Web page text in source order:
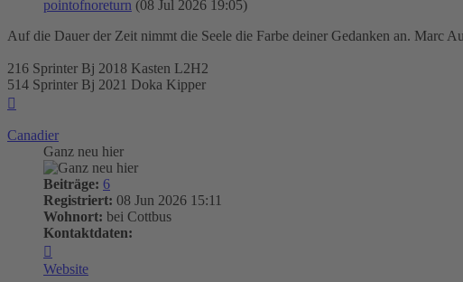
pointofnoreturn (08 Jul 2026 19:05)
Auf die Dauer der Zeit nimmt die Seele die Farbe deiner Gedanken an. Marc
216 Sprinter Bj 2018 Kasten L2H2
514 Sprinter Bj 2021 Doka Kipper
Canadier
Ganz neu hier
Beiträge: 6
Registriert: 08 Jun 2026 15:11
Wohnort: bei Cottbus
Kontaktdaten:
von
Website